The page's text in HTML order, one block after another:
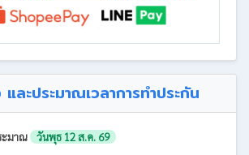
ละประมาณเวลาการทำประกัน
ะมาณ วันพุธ 12 ส.ค. 69